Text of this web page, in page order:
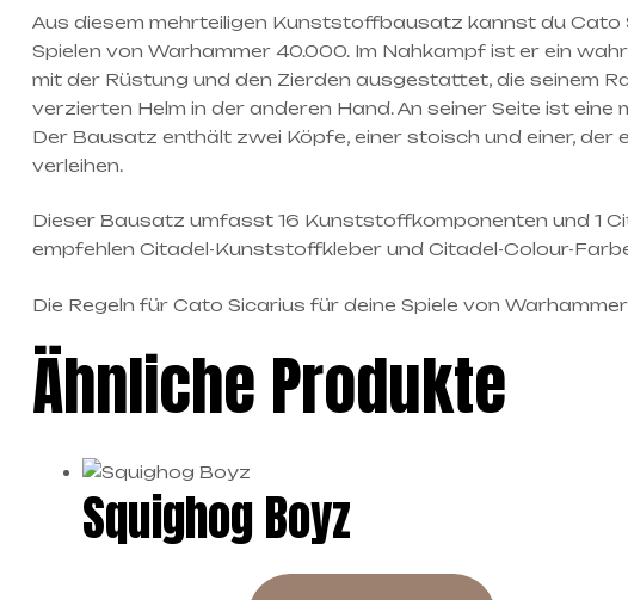
Aus diesem mehrteiligen Kunststoffbausatz kannst du Cato
Spielen von Warhammer 40.000. Im Nahkampf ist er ein
mit der Rüstung und den Zierden ausgestattet, die seinem
verzierten Helm in der anderen Hand. An seiner Seite ist
Der Bausatz enthält zwei Köpfe, einer stoisch und einer,
verleihen.
Dieser Bausatz umfasst 16 Kunststoffkomponenten und 1
empfehlen Citadel-Kunststoffkleber und Citadel-Colour-
Die Regeln für Cato Sicarius für deine Spiele von
Ähnliche Produkte
Squighog Boyz